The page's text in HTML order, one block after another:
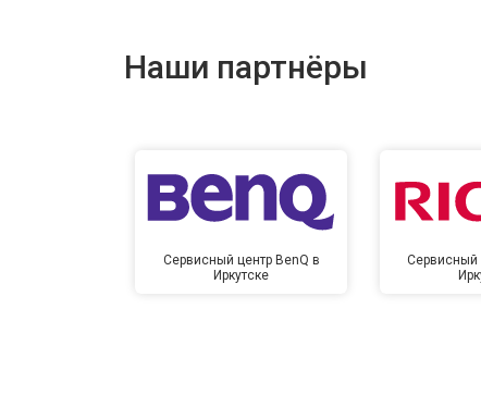
Наши партнёры
Сервисный центр BenQ в
Иркутске
Сервисный